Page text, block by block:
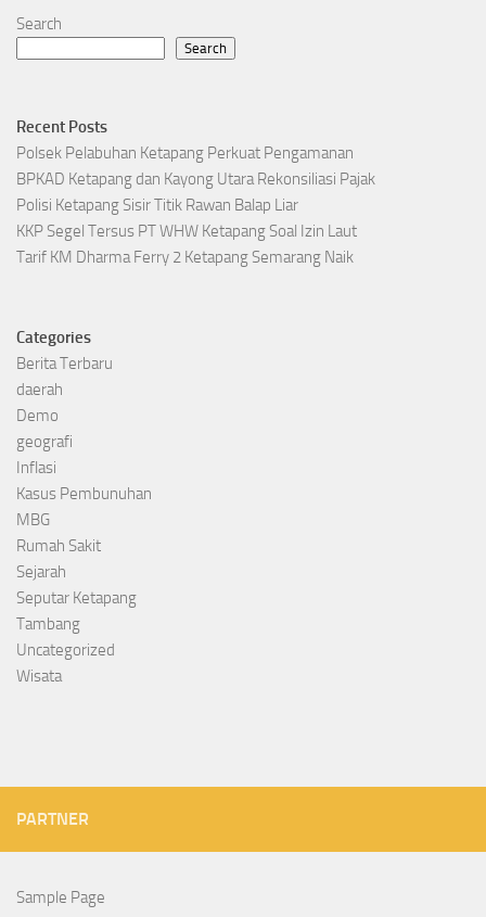
Search
Search
Recent Posts
Polsek Pelabuhan Ketapang Perkuat Pengamanan
BPKAD Ketapang dan Kayong Utara Rekonsiliasi Pajak
Polisi Ketapang Sisir Titik Rawan Balap Liar
KKP Segel Tersus PT WHW Ketapang Soal Izin Laut
Tarif KM Dharma Ferry 2 Ketapang Semarang Naik
Categories
Berita Terbaru
daerah
Demo
geografi
Inflasi
Kasus Pembunuhan
MBG
Rumah Sakit
Sejarah
Seputar Ketapang
Tambang
Uncategorized
Wisata
PARTNER
Sample Page